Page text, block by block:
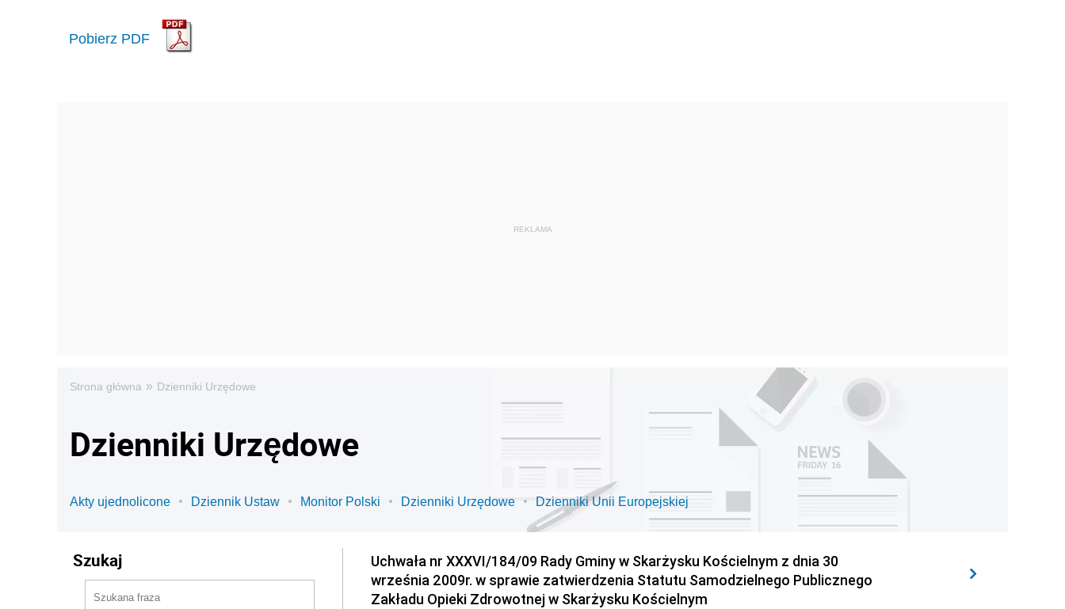
Pobierz PDF
Strona główna » Dzienniki Urzędowe
Dzienniki Urzędowe
Akty ujednolicone Dziennik Ustaw Monitor Polski Dzienniki Urzędowe Dzienniki Unii Europejskiej
Szukaj
Uchwała nr XXXVI/184/09 Rady Gminy w Skarżysku Kościelnym z dnia 30
września 2009r. w sprawie zatwierdzenia Statutu Samodzielnego Publicznego
Zakładu Opieki Zdrowotnej w Skarżysku Kościelnym